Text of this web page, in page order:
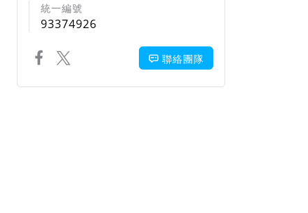
統一編號
93374926
聯絡團隊